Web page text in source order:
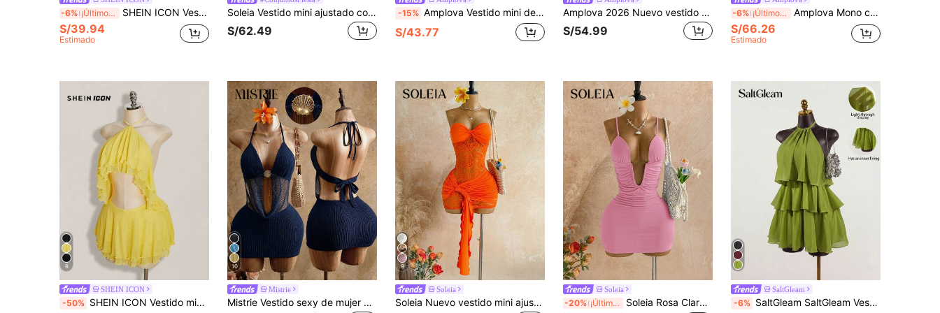
-6% ¡Últimos 3 días SHEIN ICON Vestido mini transparente con escote profundo en V, con pedrería, espalda descubierta y color albaricoque, sexy para fiestas y eventos
S/39.94
Estimado
Soleia Vestido mini ajustado con cuello de corbata y espalda descubierta con ribete de volantes para mujeres
S/62.49
-15% Amplova Vestido mini de vendaje amarillo de verano para mujer, con espalda descubierta, halter, diseño retorcido y hueco, estilo Y2K, para vacaciones, playa, salidas nocturnas, fiestas, invitada de boda y graduación
S/43.77
Amplova 2026 Nuevo vestido mini romántico, semitransparente, de ajuste ceñido y cómodo para mujeres
S/54.99
-6% ¡Últimos 3 días Amplova Mono corto con cuello en V profundo, espalda descubierta, decoración de hebilla metálica y pliegues con abertura
S/66.26
Estimado
8
SHEIN ICON
-50% SHEIN ICON Vestido mini de mujer con cuello halter, espalda descubierta y volantes multicapa
10
Mistrie
Mistrie Vestido sexy de mujer con cuello drapeado, color liso, decoración de concha metálica y tirantes halter
9
Soleia
Soleia Nuevo vestido mini ajustado con dobladillo de cordón, estilo vintage rosa transparente con lazo de encaje, estilo bohemio para fiesta, banquete, vacaciones, vintage, vacaciones, playa, crucero
Soleia
-20% ¡Últimos 3 días Soleia Rosa Claro,Verano,,Noche de Club,Rave Vestido Mini con Escote Profundo,Espalda Descubierta y Fruncido para Mujeres,Vestidos de Verano Elegantes Bohemios con Tirantes de Espagueti Ajustables
SaltGleam
-6% SaltGleam SaltGleam Vestido de mujer con cuello halter, cintura con lazo y volantes en el bajo, para resort